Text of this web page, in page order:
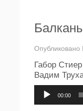
Опубликовано
Габор Стиер
Вадим
00:00